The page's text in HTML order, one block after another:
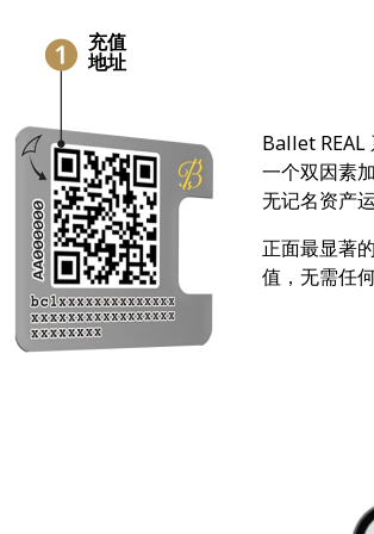
充值
地址
Ballet REAL
一个双因素
无记名资产运
正面最显著
值，无需任